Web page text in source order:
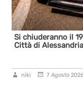
Si chiuderanno il
Città di
niki 7 Agosto 2026